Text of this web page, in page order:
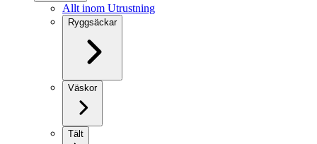
Allt inom Utrustning
Ryggsäckar
Väskor
Tält